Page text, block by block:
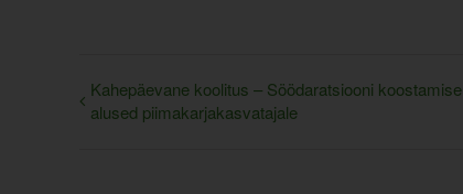
Kahepäevane koolitus – Söödaratsiooni koostamise
alused piimakarjakasvatajale